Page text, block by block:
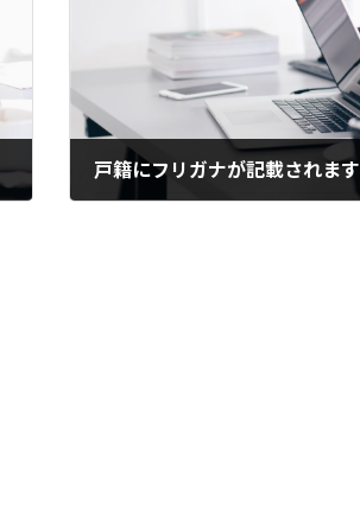
戸籍にフリガナが記載されます